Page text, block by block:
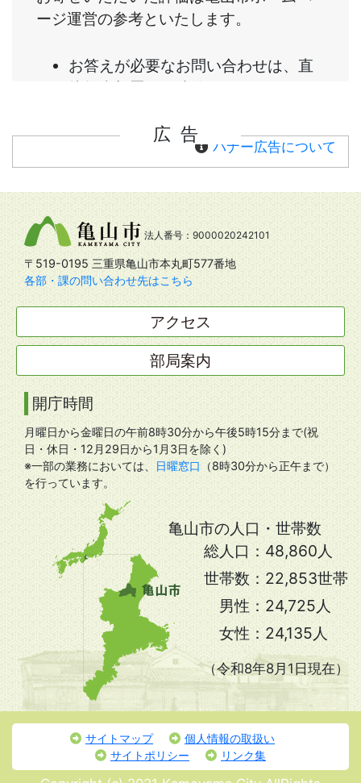
広告
バナー広告について
法人番号：9000020242101
〒519-0195 三重県亀山市本丸町577番地
各部・課の問い合わせ先はこちら
アクセス
部局案内
開庁時間
月曜日から金曜日の午前8時30分から午後5時15分まで(祝
日・休日・12月29日から1月3日を除く)
※一部の業務においては、
日曜窓口
（8時30分から正午まで）
を行っています。
亀山市の人口・世帯数
総人口： 48,860人
世帯数： 22,853世帯
男性： 24,725人
女性： 24,135人
（令和8年8月1日現在）
サイトマップ
個人情報の取扱い
サイトポリシー
リンク集